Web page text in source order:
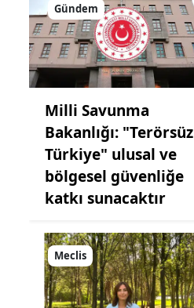
Gündem
Milli Savunma
Bakanlığı: "Terörsüz
Türkiye" ulusal ve
bölgesel güvenliğe
katkı sunacaktır
Meclis